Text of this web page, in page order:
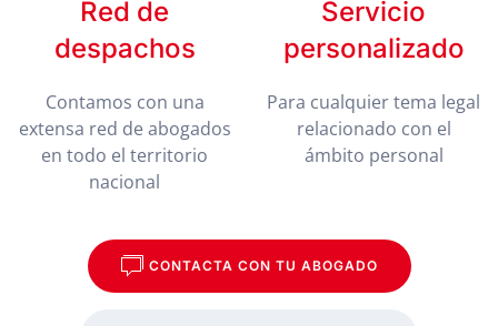
Red de
despachos
Contamos con una
extensa red de abogados
en todo el territorio
nacional
Servicio
personalizado
Para cualquier tema legal
relacionado con el
ámbito personal
CONTACTA CON TU ABOGADO